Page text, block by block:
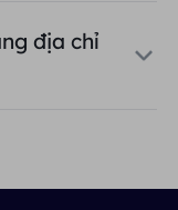
địa chỉ